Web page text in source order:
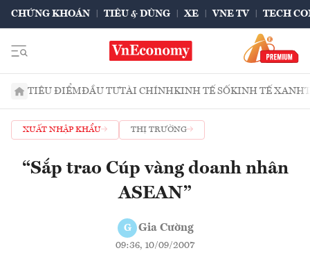
CHỨNG KHOÁN TIÊU & DÙNG XE VNE TV TECH
TIÊU ĐIỂMĐẦU TƯTÀI CHÍNHKINH TẾ SỐKINH TẾ XANH
XUẤT NHẬP KHẨU THỊ TRƯỜNG
“Sắp trao Cúp vàng doanh nhân
ASEAN”
G Gia Cường
09:36, 10/09/2007